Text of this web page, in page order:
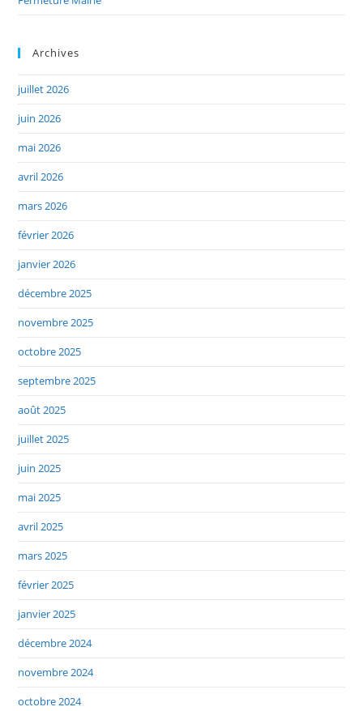
Archives
juillet 2026
juin 2026
mai 2026
avril 2026
mars 2026
février 2026
janvier 2026
décembre 2025
novembre 2025
octobre 2025
septembre 2025
août 2025
juillet 2025
juin 2025
mai 2025
avril 2025
mars 2025
février 2025
janvier 2025
décembre 2024
novembre 2024
octobre 2024